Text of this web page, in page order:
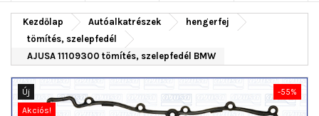
Kezdőlap Autóalkatrészek
hengerfej
tömítés, szelepfedél
AJUSA 11109300 tömítés, szelepfedél BMW
Új
-55%
Akciós!